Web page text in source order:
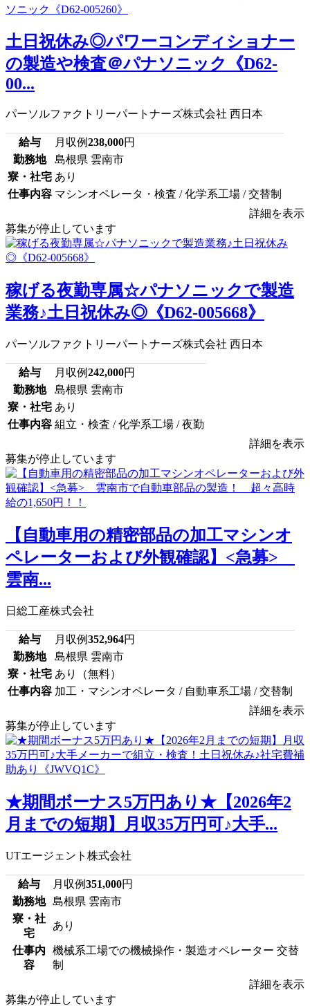
土日祝休み◎パワーコンディショナー
の製造や検査＠パナソニック《D62-
00...
パーソルファクトリーパートナーズ株式会社 西日本
給与 月収例238,000円
勤務地
島根県 雲南市
寮・社宅 あり
仕事内容 マシンオペレータ・検査 / 化学系工場 / 交替制
詳細を表示
募集が停止しています
稼げる夜勤専属☆パナソニックで製造
業務♪土日祝休み◎《D62-005668》
パーソルファクトリーパートナーズ株式会社 西日本
給与 月収例242,000円
勤務地
島根県 雲南市
寮・社宅 あり
仕事内容 組立・検査 / 化学系工場 / 夜勤
詳細を表示
募集が停止しています
【自動車用の精密部品の加工マシンオ
ペレーターおよび外観確認】<急募>
雲南...
日総工産株式会社
給与 月収例352,964円
勤務地
島根県 雲南市
寮・社宅 あり（無料）
仕事内容 加工・マシンオペレータ / 自動車系工場 / 交替制
詳細を表示
募集が停止しています
★期間ボーナス5万円あり★【2026年2
月までの短期】月収35万円可♪大手...
UTエージェント株式会社
給与 月収例351,000円
勤務地
島根県 雲南市
寮・社
宅
あり
仕事内
容
機械系工場での機械操作・製造オペレーター 交替
制
詳細を表示
募集が停止しています